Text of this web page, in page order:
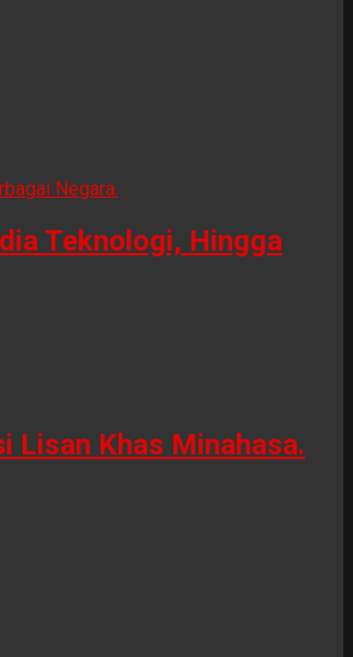
Teknologi, Hingga
Lisan Khas Minahasa.